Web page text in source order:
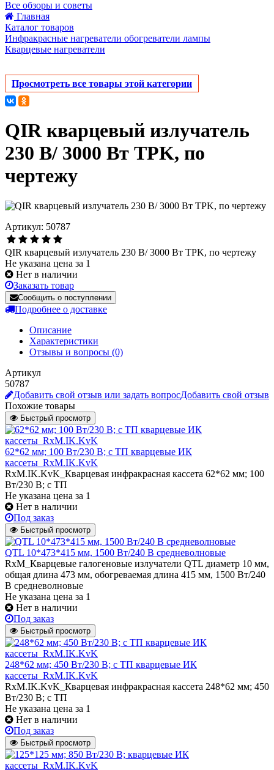
Все обзоры и советы
Главная
Каталог товаров
Инфракрасные нагреватели обогреватели лампы
Кварцевые нагреватели
Просмотреть все товары этой категории
QIR кварцевый излучатель
230 В/ 3000 Вт TPK, по
чертежу
Артикул: 50787
QIR кварцевый излучатель 230 В/ 3000 Вт TPK, по чертежу
Не указана цена за 1
Нет в наличии
Заказать товар
Сообщить о поступлении
Подробнее о доставке
Описание
Характеристики
Отзывы и вопросы (0)
Артикул
50787
Добавить свой отзыв или задать вопросДобавить свой отзыв
Похожие товары
Быстрый просмотр
62*62 мм; 100 Вт/230 В; с ТП кварцевые ИК
кассеты_RxM.IK.KvK
RxM.IK.KvK_Кварцевая инфракрасная кассета 62*62 мм; 100
Вт/230 В; с ТП
Не указана цена за 1
Нет в наличии
Под заказ
Быстрый просмотр
QTL 10*473*415 мм, 1500 Вт/240 В средневолновые
RxM_Кварцевые галогеновые излучатели QТL диаметр 10 мм,
общая длина 473 мм, обогреваемая длина 415 мм, 1500 Вт/240
В средневолновые
Не указана цена за 1
Нет в наличии
Под заказ
Быстрый просмотр
248*62 мм; 450 Вт/230 В; с ТП кварцевые ИК
кассеты_RxM.IK.KvK
RxM.IK.KvK_Кварцевая инфракрасная кассета 248*62 мм; 450
Вт/230 В; с ТП
Не указана цена за 1
Нет в наличии
Под заказ
Быстрый просмотр